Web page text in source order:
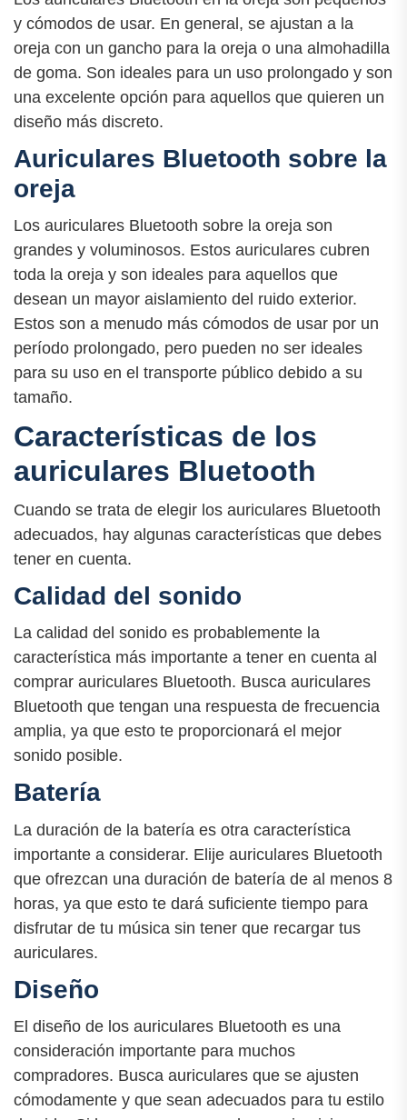
y cómodos de usar. En general, se ajustan a la
oreja con un gancho para la oreja o una almohadilla
de goma. Son ideales para un uso prolongado y son
una excelente opción para aquellos que quieren un
diseño más discreto.
Auriculares Bluetooth sobre la
oreja
Los auriculares Bluetooth sobre la oreja son
grandes y voluminosos. Estos auriculares cubren
toda la oreja y son ideales para aquellos que
desean un mayor aislamiento del ruido exterior.
Estos son a menudo más cómodos de usar por un
período prolongado, pero pueden no ser ideales
para su uso en el transporte público debido a su
tamaño.
Características de los
auriculares Bluetooth
Cuando se trata de elegir los auriculares Bluetooth
adecuados, hay algunas características que debes
tener en cuenta.
Calidad del sonido
La calidad del sonido es probablemente la
característica más importante a tener en cuenta al
comprar auriculares Bluetooth. Busca auriculares
Bluetooth que tengan una respuesta de frecuencia
amplia, ya que esto te proporcionará el mejor
sonido posible.
Batería
La duración de la batería es otra característica
importante a considerar. Elije auriculares Bluetooth
que ofrezcan una duración de batería de al menos 8
horas, ya que esto te dará suficiente tiempo para
disfrutar de tu música sin tener que recargar tus
auriculares.
Diseño
El diseño de los auriculares Bluetooth es una
consideración importante para muchos
compradores. Busca auriculares que se ajusten
cómodamente y que sean adecuados para tu estilo